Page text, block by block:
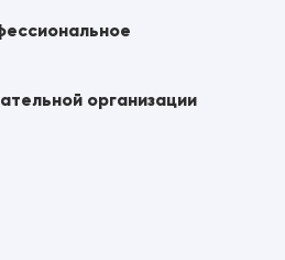
организации